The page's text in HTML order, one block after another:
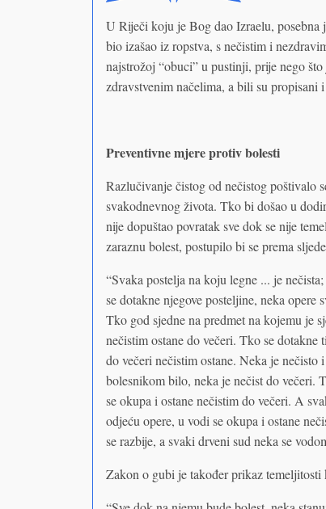
U Riječi koju je Bog dao Izraelu,
bio izašao iz ropstva, s nečistim i
najstrožoj “obuci” u pustinji, prije nego
zdravstvenim načelima, a bili su propisani
Preventivne mjere protiv bolesti
Razlučivanje čistog od nečistog poštivalo
svakodnevnog života. Tko bi došao u
nije dopuštao povratak sve dok se nije
zaraznu bolest, postupilo bi se prema
“Svaka postelja na koju legne ... je
se dotakne njegove posteljine, neka opere
Tko god sjedne na predmet na kojemu je
nečistim ostane do večeri. Tko se
do večeri nečistim ostane. Neka je
bolesnikom bilo, neka je nečist do večeri.
se okupa i ostane nečistim do večeri. A
odjeću opere, u vodi se okupa i ostane
se razbije, a svaki drveni sud neka se
Zakon o gubi je također prikaz temeljitosti